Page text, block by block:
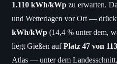
1.110 kWh/kWp zu erwarten.
und Wetterlagen vor Ort —
kWh/kWp (14,4 % unter dem,
liegt Gießen aufPlatz 47 von 113
Atlas — unter dem